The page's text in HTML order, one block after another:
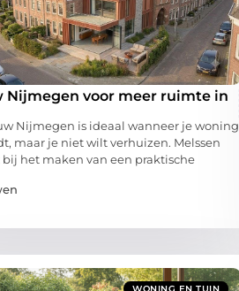
Nijmegen voor meer ruimte in
Nijmegen is ideaal wanneer je woning
maar je niet wilt verhuizen. Melssen
het maken van een praktische
WONING EN TUIN